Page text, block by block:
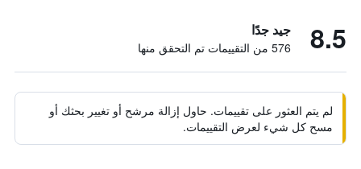
8.5 جيد جدًا
576 من التقييمات تم التحقق منها
لم يتم العثور على تقييمات. حاول إزالة مرشح أو تغيير بحثك أو
مسح كل شيء لعرض التقييمات.